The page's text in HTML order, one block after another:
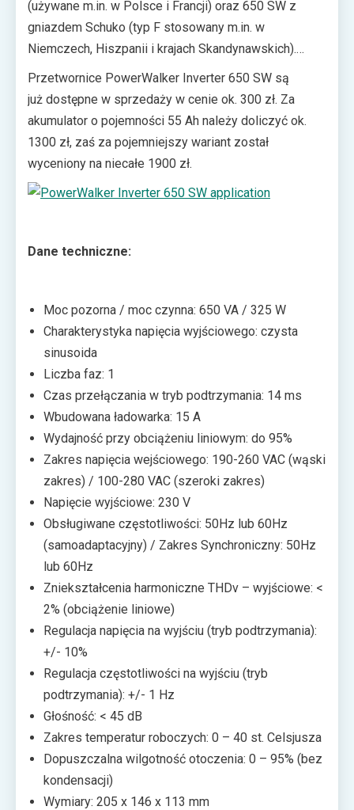
zaniku zasilania.
(używane m.in. w Polsce i Francji) oraz 650 SW z
gniazdem Schuko (typ F stosowany m.in. w
Niemczech, Hiszpanii i krajach Skandynawskich).
Każdy z nich ma wbudowaną ładowarkę, która
dostarcza prąd o natężeniu 15 A, zatem uzupełnianie
energii w akumulatorach nie powinno trwać zbyt
długo.
Przetwornice PowerWalker Inverter 650 SW są
już dostępne w sprzedaży w cenie ok. 300 zł. Za
akumulator o pojemności 55 Ah należy doliczyć ok.
1300 zł, zaś za pojemniejszy wariant został
wyceniony na niecałe 1900 zł.
Dane techniczne:
Moc pozorna / moc czynna: 650 VA / 325 W
Charakterystyka napięcia wyjściowego: czysta
sinusoida
Liczba faz: 1
Czas przełączania w tryb podtrzymania: 14 ms
Wbudowana ładowarka: 15 A
Wydajność przy obciążeniu liniowym: do 95%
Zakres napięcia wejściowego: 190-260 VAC (wąski
zakres) / 100-280 VAC (szeroki zakres)
Napięcie wyjściowe: 230 V
Obsługiwane częstotliwości: 50Hz lub 60Hz
(samoadaptacyjny) / Zakres Synchroniczny: 50Hz
lub 60Hz
Zniekształcenia harmoniczne THDv – wyjściowe: <
2% (obciążenie liniowe)
Regulacja napięcia na wyjściu (tryb podtrzymania):
+/- 10%
Regulacja częstotliwości na wyjściu (tryb
podtrzymania): +/- 1 Hz
Głośność: < 45 dB
Zakres temperatur roboczych: 0 – 40 st. Celsjusza
Dopuszczalna wilgotność otoczenia: 0 – 95% (bez
kondensacji)
Wymiary: 205 x 146 x 113 mm